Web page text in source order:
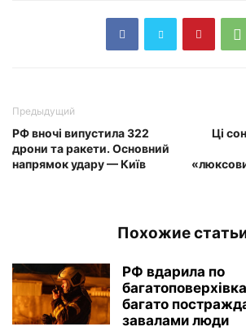
Предыдущий
РФ вночі випустила 322
дрони та ракети. Основний
напрямок удару — Київ
Ці
Похожие
РФ вдарила по
багато
завалами люди